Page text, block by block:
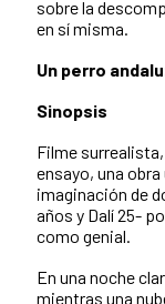
sobre la
en sí misma.
Un perro
Sinopsis
Filme
ensayo, una
imaginación de
años y Dalí 25-
como genial.
En una noche
mientras una